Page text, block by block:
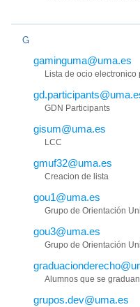
G
gaminguma@uma.es
Lista de ocio
GDN Participants
gisum@uma.es
LCC
gmuf32@uma.es
Creacion de lista
gou1@uma.es
Grupo de Orientación
gou3@uma.es
Grupo de Orientación
Alumnos que se
grupos.dev@uma.es